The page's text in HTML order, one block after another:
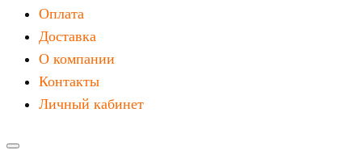
Оплата
Доставка
О компании
Контакты
Личный кабинет